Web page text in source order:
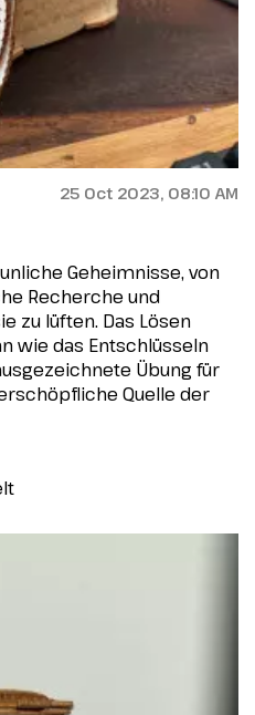
25 Oct 2023, 08:10 AM
Geheimnisse, von
Recherche und
zu lüften. Das Lösen
wie das Entschlüsseln
Übung für
Quelle der